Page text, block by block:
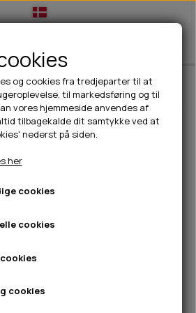
TIL HUND
VANDSKÅLE
CHICOPEE
GODBIDSTASKE
HALSBÅND
& SNACKS
SMAGSVARIANTER
🎾 LEGETØJ
ØRE, ØJE, POTER & NÆSE
UDSTYR & KOMFORT
HUNDEEJER
TERMOFLASKER
HUER OG VANTER
PINEWOOD SALES
TIL KAT
TILBUD
NYHEDER
Herre Trespass Finley Low Cut
og cookies fra tredjeparter til at
til markedsføring og til
vores hjemmeside anvendes af
tilbagekalde dit samtykke ved at
nederst på siden.
her
cookies
cookies
cookies